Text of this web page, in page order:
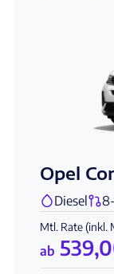
Opel
Diesel
Mtl. Rate (inkl.
ab